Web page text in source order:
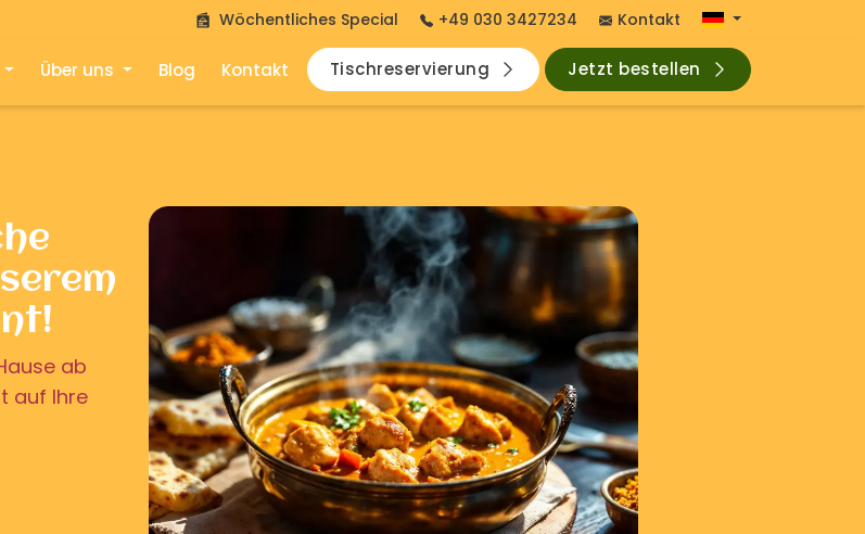
Wöchentliches Special +49 030 3427234 Kontakt
Über uns Blog Kontakt Tischreservierung Jetzt bestellen
ab
auf Ihre